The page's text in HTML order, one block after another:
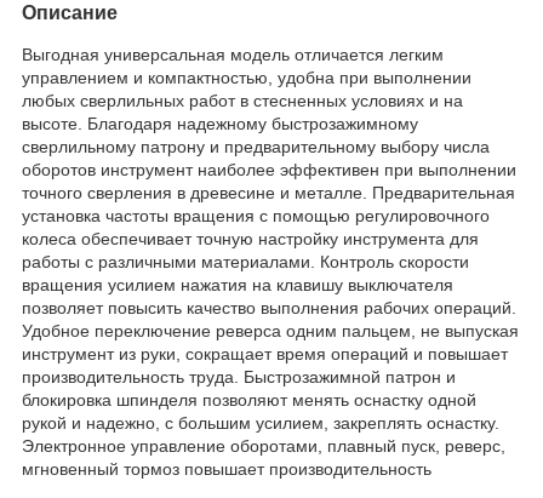
Описание
Выгодная универсальная модель отличается легким
управлением и компактностью, удобна при выполнении
любых сверлильных работ в стесненных условиях и на
высоте. Благодаря надежному быстрозажимному
сверлильному патрону и предварительному выбору числа
оборотов инструмент наиболее эффективен при выполнении
точного сверления в древесине и металле. Предварительная
установка частоты вращения с помощью регулировочного
колеса обеспечивает точную настройку инструмента для
работы с различными материалами. Контроль скорости
вращения усилием нажатия на клавишу выключателя
позволяет повысить качество выполнения рабочих операций.
Удобное переключение реверса одним пальцем, не выпуская
инструмент из руки, сокращает время операций и повышает
производительность труда. Быстрозажимной патрон и
блокировка шпинделя позволяют менять оснастку одной
рукой и надежно, с большим усилием, закреплять оснастку.
Электронное управление оборотами, плавный пуск, реверс,
мгновенный тормоз повышает производительность